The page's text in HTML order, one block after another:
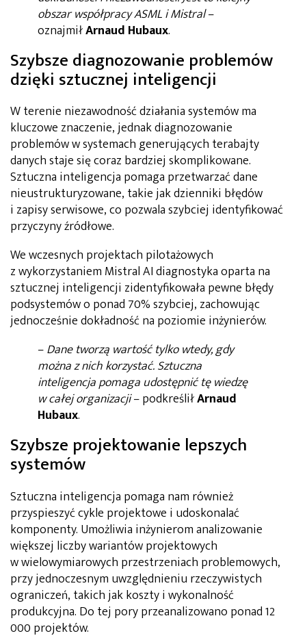
obszar współpracy ASML i Mistral–
oznajmiłArnaud Hubaux.
Szybsze diagnozowanie problemów
dzięki sztucznej inteligencji
W terenie niezawodność działania systemów ma
kluczowe znaczenie, jednak diagnozowanie
problemów w systemach generujących terabajty
danych staje się coraz bardziej skomplikowane.
Sztuczna inteligencja pomaga przetwarzać dane
nieustrukturyzowane, takie jak dzienniki błędów
i zapisy serwisowe, co pozwala szybciej identyfikować
przyczyny źródłowe.
We wczesnych projektach pilotażowych
z wykorzystaniem Mistral AI diagnostyka oparta na
sztucznej inteligencji zidentyfikowała pewne błędy
podsystemów o ponad 70% szybciej, zachowując
jednocześnie dokładność na poziomie inżynierów.
–Dane tworzą wartość tylko wtedy, gdy
można z nich korzystać. Sztuczna
inteligencja pomaga udostępnić tę wiedzę
w całej organizacji– podkreśliłArnaud
Hubaux.
Szybsze projektowanie lepszych
systemów
Sztuczna inteligencja pomaga nam również
przyspieszyć cykle projektowe i udoskonalać
komponenty. Umożliwia inżynierom analizowanie
większej liczby wariantów projektowych
w wielowymiarowych przestrzeniach problemowych,
przy jednoczesnym uwzględnieniu rzeczywistych
ograniczeń, takich jak koszty i wykonalność
produkcyjna. Do tej pory przeanalizowano ponad 12
000 projektów.